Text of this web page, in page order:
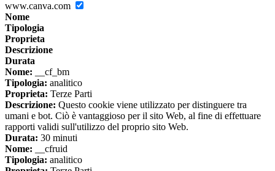
www.canva.com
Nome
Tipologia
Proprieta
Descrizione
Durata
Nome: __cf_bm
Tipologia: analitico
Proprieta: Terze Parti
Descrizione: Questo cookie viene utilizzato per distinguere tra
umani e bot. Ciò è vantaggioso per il sito Web, al fine di effettuare
rapporti validi sull'utilizzo del proprio sito Web.
Durata: 30 minuti
Nome: __cfruid
Tipologia: analitico